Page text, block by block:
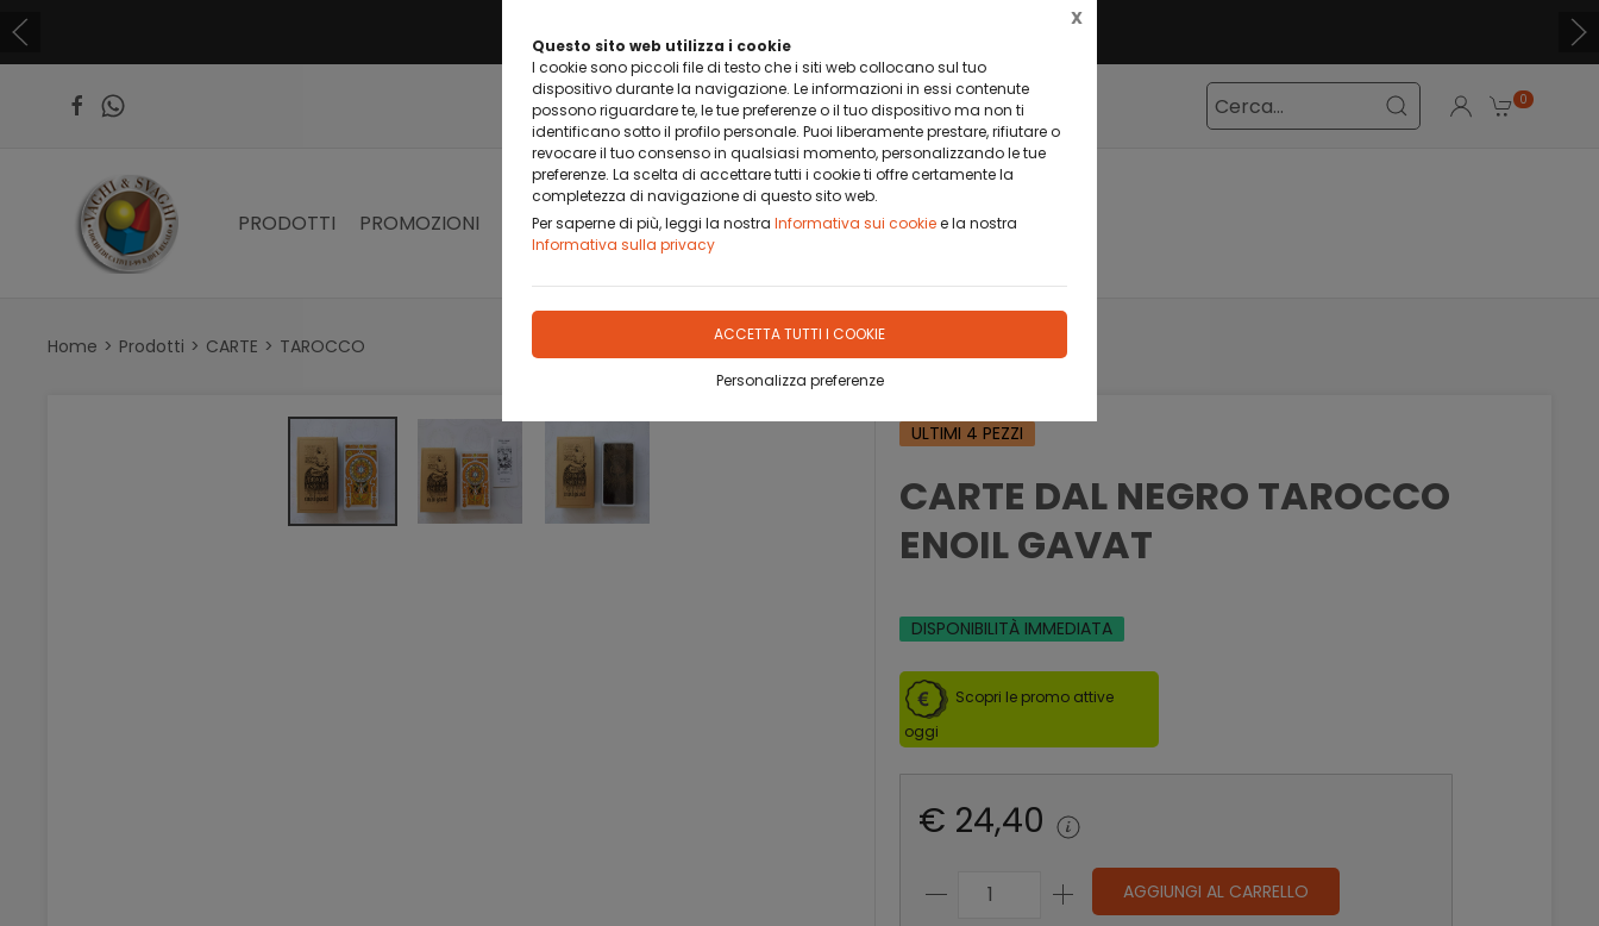
Questo sito web utilizza i cookie
I cookie sono piccoli file di testo che i siti web collocano sul tuo
dispositivo durante la navigazione. Le informazioni in essi contenute
possono riguardare te, le tue preferenze o il tuo dispositivo ma non ti
identificano sotto il profilo personale. Puoi liberamente prestare, rifiutare o
revocare il tuo consenso in qualsiasi momento, personalizzando le tue
preferenze. La scelta di accettare tutti i cookie ti offre certamente la
completezza di navigazione di questo sito web.
Per saperne di più, leggi la nostra Informativa sui cookiee la nostra
Informativa sulla privacy
ACCETTA TUTTI I COOKIE
Personalizza preferenze
X
DA OGGI PUOI PAGARE CON BANCA SELLA PAY BY LINK
0
PRODOTTI PROMOZIONI PROFILO DOVE SIAMO CONTATTO
Home Prodotti CARTE TAROCCO
ULTIMI 4 PEZZI
CARTE DAL NEGRO TAROCCO
ENOIL GAVAT
DISPONIBILITÀ IMMEDIATA
Scopri le promo attive
oggi
€ 24,40
AGGIUNGI AL CARRELLO